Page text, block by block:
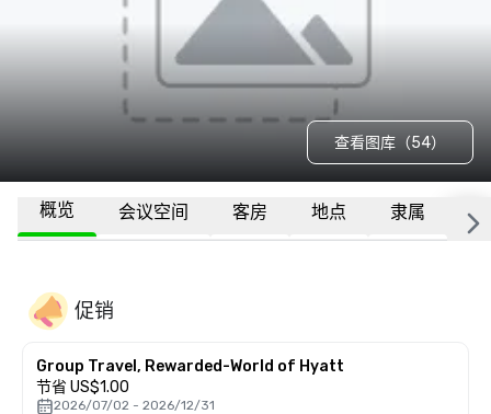
查看图库（54）
概览 会议空间 客房 地点 隶属 更
促销
Group Travel, Rewarded-World of Hyatt
节省 US$1.00
2026/07/02 - 2026/12/31